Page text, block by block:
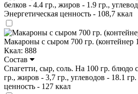
белков - 4.4 гр., жиров - 1.9 гр.,
Энергетическая ценность - 108,7 ккал
Макароны с сыром 700 гр. (контейнер
Ккал: 888
Состав
Спагетти, сыр, соль. На 100 гр. блюдо
гр., жиров - 3,7 гр., углеводов - 18.1
ценность - 127 ккал